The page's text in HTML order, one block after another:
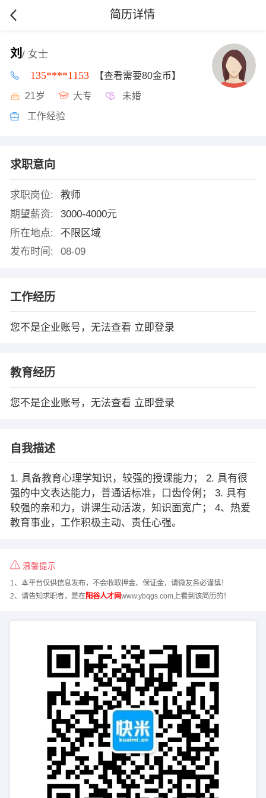
简历详情
刘 / 女士
135****1153 【查看需要80金币】
21岁 大专 未婚
工作经验
求职意向
求职岗位:
教师
期望薪资:
3000-4000元
所在地点:
不限区域
发布时间:
08-09
工作经历
您不是企业账号，无法查看 立即登录
教育经历
您不是企业账号，无法查看 立即登录
自我描述
1. 具备教育心理学知识，较强的授课能力； 2. 具有很
强的中文表达能力，普通话标准，口齿伶俐； 3. 具有
较强的亲和力，讲课生动活泼，知识面宽广； 4、热爱
教育事业，工作积极主动、责任心强。
温馨提示
1、本平台仅供信息发布，不会收取押金、保证金，请微友务必谨慎！
2、请告知求职者，是在阳谷人才网www.ybqgs.com上看到该简历的！